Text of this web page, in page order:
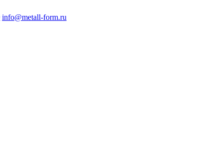
info@metall-form.ru